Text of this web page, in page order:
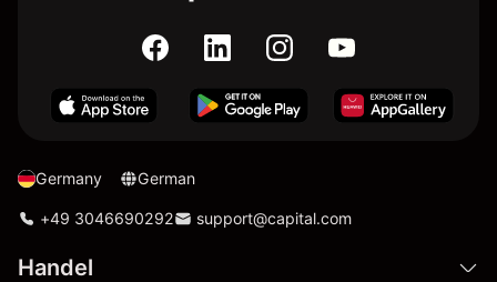
Germany German
+49 3046690292 support@capital.com
Handel